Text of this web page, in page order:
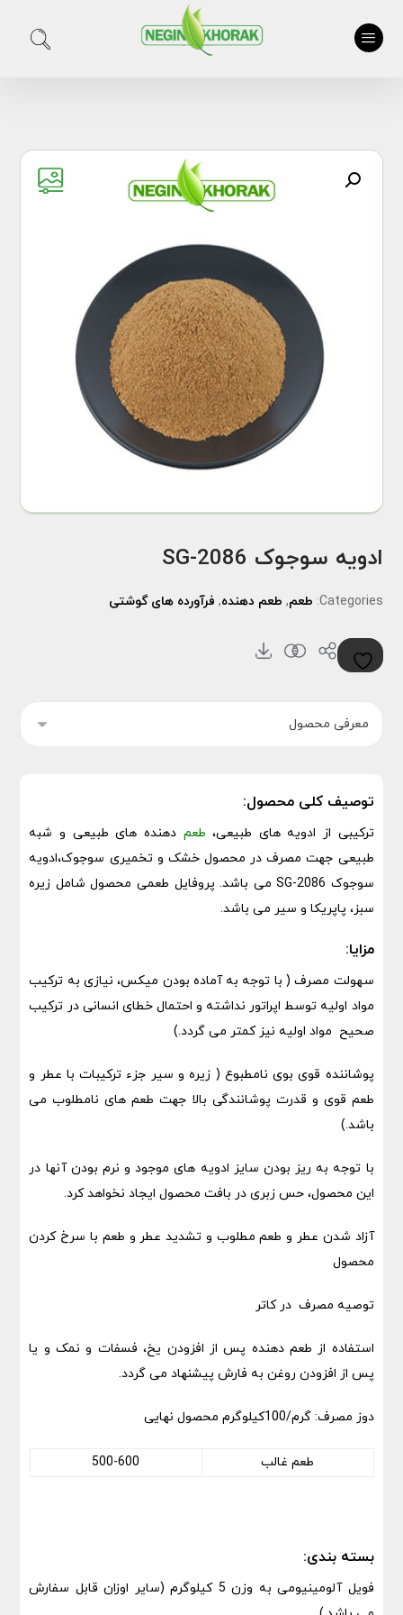
ادویه سوجوک SG-2086
Categories: طعم, طعم دهنده, فرآورده های گوشتی
توصیف کلی محصول:
ترکیبی از ادویه های طبیعی، طعم دهنده های طبیعی و شبه
طبیعی جهت مصرف در محصول خشک و تخمیری سوجوک،ادویه
سوجوک SG-2086 می باشد. پروفایل طعمی محصول شامل زیره
سبز، پاپریکا و سیر می باشد.
مزایا:
سهولت مصرف ( با توجه به آماده بودن میکس، نیازی به ترکیب
مواد اولیه توسط اپراتور نداشته و احتمال خطای انسانی در ترکیب
صحیح مواد اولیه نیز کمتر می گردد.)
پوشاننده قوی بوی نامطبوع ( زیره و سیر جزء ترکیبات با عطر و
طعم قوی و قدرت پوشانندگی بالا جهت طعم های نامطلوب می
باشد.)
با توجه به ریز بودن سایز ادویه های موجود و نرم بودن آنها در
این محصول، حس زبری در بافت محصول ایجاد نخواهد کرد.
آزاد شدن عطر و طعم مطلوب و تشدید عطر و طعم با سرخ کردن
محصول
توصیه مصرف در کاتر
استفاده از طعم دهنده پس از افزودن یخ، فسفات و نمک و یا
پس از افزودن روغن به فارش پیشنهاد می گردد.
دوز مصرف: گرم/100کیلوگرم محصول نهایی
طعم غالب 500-600
بسته بندی:
فویل آلومینیومی به وزن 5 کیلوگرم (سایر اوزان قابل سفارش